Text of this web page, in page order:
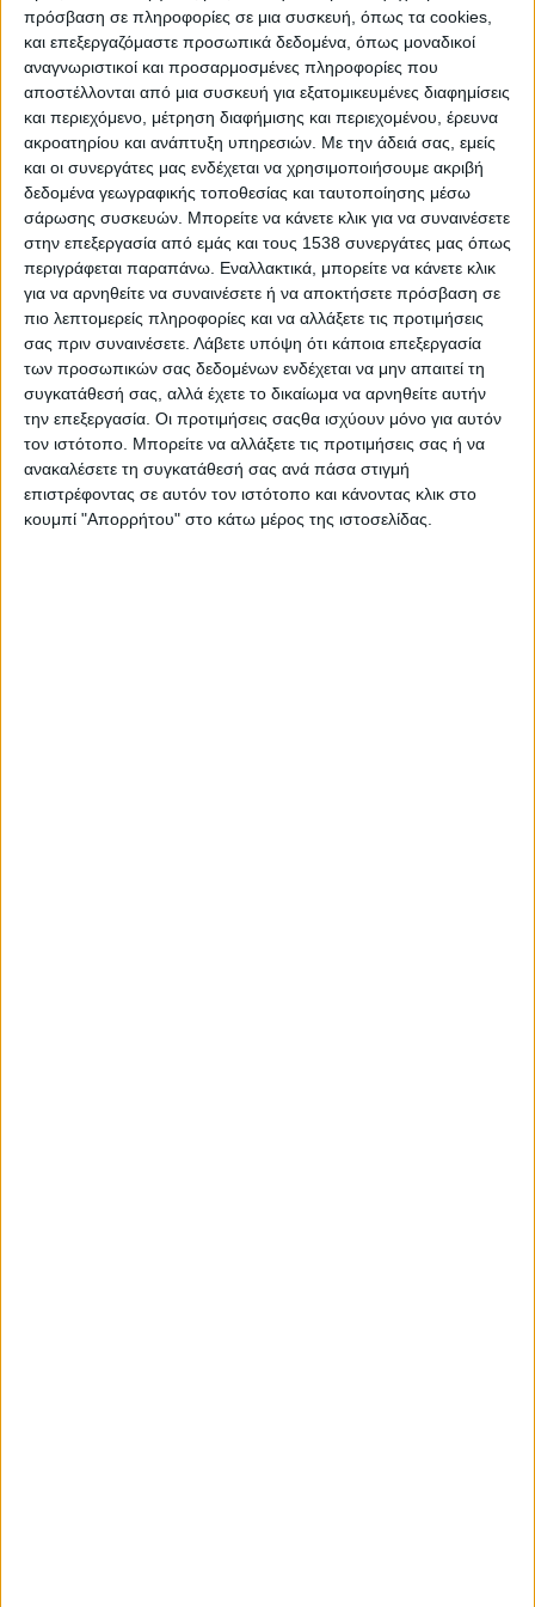
πρόσβαση σε πληροφορίες σε μια συσκευή, όπως τα cookies,
και επεξεργαζόμαστε προσωπικά δεδομένα, όπως μοναδικοί
αναγνωριστικοί και προσαρμοσμένες πληροφορίες που
αποστέλλονται από μια συσκευή για εξατομικευμένες διαφημίσεις
και περιεχόμενο, μέτρηση διαφήμισης και περιεχομένου, έρευνα
ακροατηρίου και ανάπτυξη υπηρεσιών. Με την άδειά σας, εμείς
και οι συνεργάτες μας ενδέχεται να χρησιμοποιήσουμε ακριβή
δεδομένα γεωγραφικής τοποθεσίας και ταυτοποίησης μέσω
σάρωσης συσκευών. Μπορείτε να κάνετε κλικ για να συναινέσετε
στην επεξεργασία από εμάς και τους 1538 συνεργάτες μας όπως
περιγράφεται παραπάνω. Εναλλακτικά, μπορείτε να κάνετε κλικ
για να αρνηθείτε να συναινέσετε ή να αποκτήσετε πρόσβαση σε
πιο λεπτομερείς πληροφορίες και να αλλάξετε τις προτιμήσεις
σας πριν συναινέσετε. Λάβετε υπόψη ότι κάποια επεξεργασία
των προσωπικών σας δεδομένων ενδέχεται να μην απαιτεί τη
συγκατάθεσή σας, αλλά έχετε το δικαίωμα να αρνηθείτε αυτήν
την επεξεργασία. Οι προτιμήσεις σαςθα ισχύουν μόνο για αυτόν
τον ιστότοπο. Μπορείτε να αλλάξετε τις προτιμήσεις σας ή να
ανακαλέσετε τη συγκατάθεσή σας ανά πάσα στιγμή
επιστρέφοντας σε αυτόν τον ιστότοπο και κάνοντας κλικ στο
κουμπί "Απορρήτου" στο κάτω μέρος της ιστοσελίδας.
αναστροφή και γενική αντεπίθεση με στόχο
τις ελληνικές θέσεις ανατολικά του Εσκί
Σεχίρ.
Έτσι την 7η Ιουλίου με τη συγκατάθεση του
Κεμάλ που είχε επισκεφθεί το μέτωπο την 6η
Ιουλίου, εξέδωσε διαταγή παράταξης του
τουρκικού στρατού στην γραμμή Μποζ Νταγ –
Σαρρή Μπαμπά – Σεϊντή Γαζί με σκοπό την
αντεπίθεση, προσδοκώντας τον αιφνιδιασμό
του ελληνικού στρατού και την ανατροπή του.
Το ελληνικό Επιτελείο δεν προέβλεψε αυτήν
την επιθετική αναστροφή των Τούρκων.
Έτσι ξεκίνησε τα χαράματα της 8ης Ιουλίου η
μάχη του Εσκή Σεχίρ, η οποία
διαδραματίσθηκε σε ανοιχτό πεδίο και με